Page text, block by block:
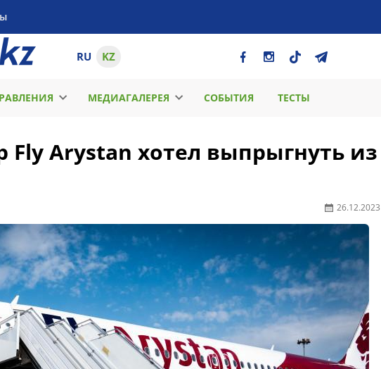
RU KZ
МЕДИАГАЛЕРЕЯ СОБЫТИЯ ТЕСТЫ
Arystan хотел выпрыгнуть из
26.12.2023